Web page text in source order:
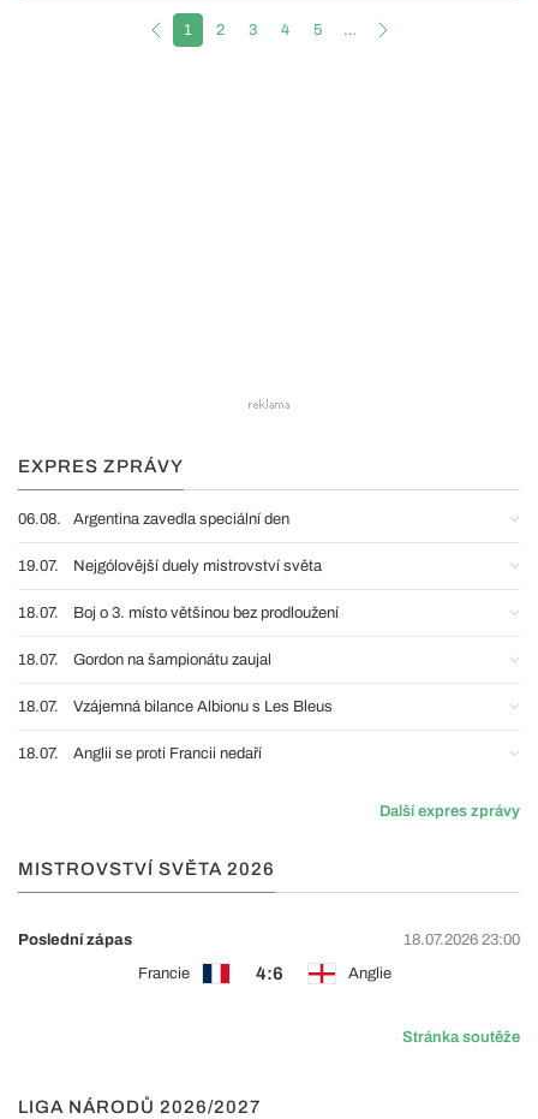
1 2 3 4 5 …
EXPRES ZPRÁVY
06.08. Argentina zavedla speciální den
19.07. Nejgólovější duely mistrovství světa
18.07. Boj o 3. místo většinou bez prodloužení
18.07. Gordon na šampionátu zaujal
18.07. Vzájemná bilance Albionu s Les Bleus
18.07. Anglii se proti Francii nedaří
Další expres zprávy
MISTROVSTVÍ SVĚTA 2026
Poslední zápas
18.07.2026 23:00
Francie
4:6 Anglie
Stránka soutěže
LIGA NÁRODŮ 2026/2027